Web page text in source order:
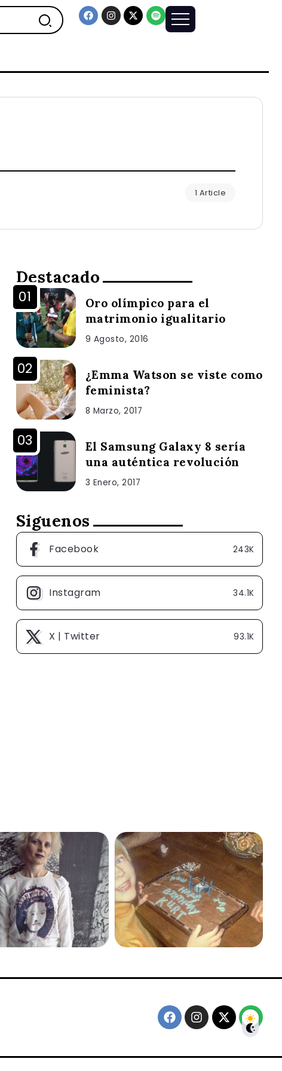
1 Article
Destacado
Oro olímpico para el
matrimonio igualitario
9 Agosto, 2016
¿Emma Watson se viste como
feminista?
8 Marzo, 2017
El Samsung Galaxy 8 sería
una auténtica revolución
3 Enero, 2017
Siguenos
Facebook 243K
Instagram 34.1K
X | Twitter 93.1K